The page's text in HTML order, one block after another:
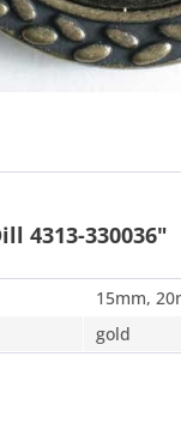
4313-330036"
15mm,
gold